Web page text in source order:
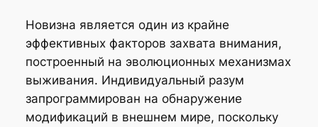
Новизна является один из крайне
эффективных факторов захвата внимания,
построенный на эволюционных механизмах
выживания. Индивидуальный разум
запрограммирован на обнаружение
модификаций в внешнем мире, поскольку